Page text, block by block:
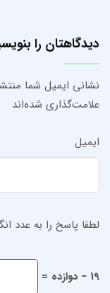
دیدگاهتان را
نشانی ایمیل شما
علامت‌گذاری شده‌اند
ایمیل
لطفا پاسخ را به عدد
19 − دوازده =